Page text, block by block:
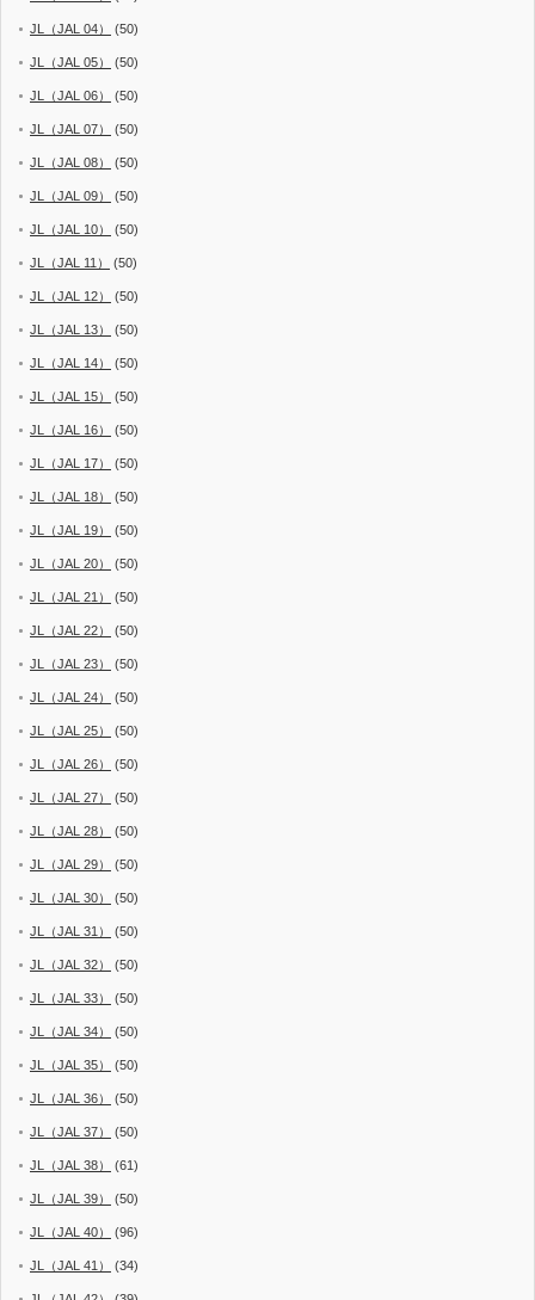
JL（JAL 04） (50)
JL（JAL 05） (50)
JL（JAL 06） (50)
JL（JAL 07） (50)
JL（JAL 08） (50)
JL（JAL 09） (50)
JL（JAL 10） (50)
JL（JAL 11） (50)
JL（JAL 12） (50)
JL（JAL 13） (50)
JL（JAL 14） (50)
JL（JAL 15） (50)
JL（JAL 16） (50)
JL（JAL 17） (50)
JL（JAL 18） (50)
JL（JAL 19） (50)
JL（JAL 20） (50)
JL（JAL 21） (50)
JL（JAL 22） (50)
JL（JAL 23） (50)
JL（JAL 24） (50)
JL（JAL 25） (50)
JL（JAL 26） (50)
JL（JAL 27） (50)
JL（JAL 28） (50)
JL（JAL 29） (50)
JL（JAL 30） (50)
JL（JAL 31） (50)
JL（JAL 32） (50)
JL（JAL 33） (50)
JL（JAL 34） (50)
JL（JAL 35） (50)
JL（JAL 36） (50)
JL（JAL 37） (50)
JL（JAL 38） (61)
JL（JAL 39） (50)
JL（JAL 40） (96)
JL（JAL 41） (34)